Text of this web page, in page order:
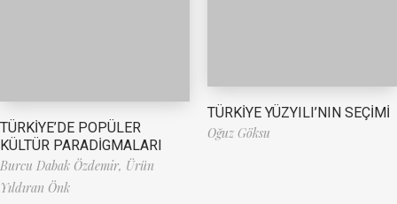
TÜRKİYE’DE POPÜLER
KÜLTÜR PARADİGMALARI
Burcu Dabak Özdemir, Ürün
Yıldıran Önk
TÜRKİYE YÜZYILI’NIN SEÇİMİ
Oğuz Göksu